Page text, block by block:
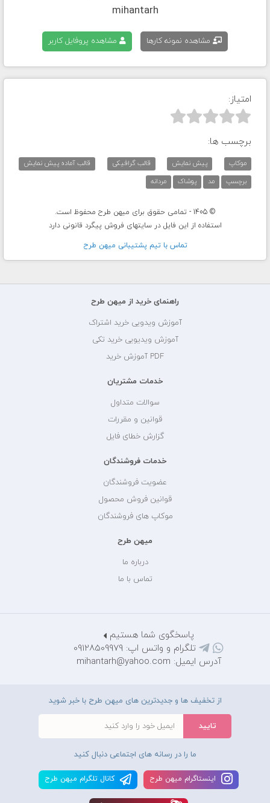
mihantarh
مشاهده نمونه کارها مشاهده پروفایل کاربر
امتیاز:



برچسب ها:
موکاپ پیش نمایش قالب گرافیکی
قالب آماده پیش نمایش
برچسپ
مد پوشاک مردانه
© 1405 - تمامی حقوق برای میهن طرح محفوظ است.
استفاده از این فایل در سایتهای فروش پیگرد قانونی دارد
تماس با تيم پشتيبانی ميهن طرح
راهنمای خرید از میهن طرح
آموزش ویدویی خرید اشتراک
آموزش ویدیویی خرید تکی
PDF آموزش خرید
خدمات مشتریان
سوالات متداول
قوانین و مقررات
گزارش خطای فایل
خدمات فروشندگان
عضویت فروشندگان
قوانین فروش محصول
موکاپ های فروشندگان
میهن طرح
درباره ما
تماس با ما
پاسخگوی شما هستیم
تلگرام و واتس اپ: 09128509979
آدرس ایمیل: mihantarh@yahoo.com
از تخفیف ها و جدیدترین های میهن طرح با خبر شوید
ما را در رسانه های اجتماعی دنبال کنید
اينستاگرام ميهن طرح کانال تلگرام ميهن طرح